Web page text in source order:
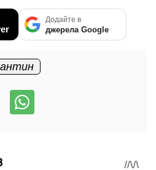
Додайте в
джерела Google